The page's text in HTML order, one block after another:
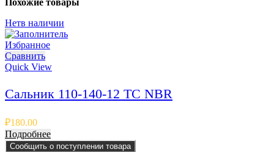
Похожие товары
Нетв наличии
Избранное
Сравнить
Quick View
Сальник 110-140-12 TC NBR
₽180.00
Подробнее
Сообщить о поступлении товара